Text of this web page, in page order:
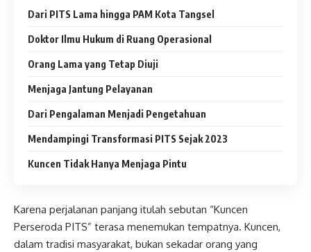
Dari PITS Lama hingga PAM Kota Tangsel
Doktor Ilmu Hukum di Ruang Operasional
Orang Lama yang Tetap Diuji
Menjaga Jantung Pelayanan
Dari Pengalaman Menjadi Pengetahuan
Mendampingi Transformasi PITS Sejak 2023
Kuncen Tidak Hanya Menjaga Pintu
Karena perjalanan panjang itulah sebutan “Kuncen
Perseroda PITS” terasa menemukan tempatnya. Kuncen,
dalam tradisi masyarakat, bukan sekadar orang yang